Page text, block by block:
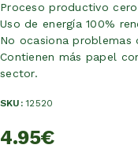
Proceso productivo
Uso de energía 100%
No ocasiona problemas
Contienen más papel
sector.
SKU:12520
4.95€